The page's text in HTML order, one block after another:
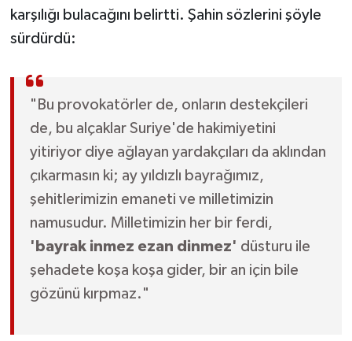
karşılığı bulacağını belirtti. Şahin sözlerini şöyle
sürdürdü:
"Bu provokatörler de, onların destekçileri
de, bu alçaklar Suriye'de hakimiyetini
yitiriyor diye ağlayan yardakçıları da aklından
çıkarmasın ki; ay yıldızlı bayrağımız,
şehitlerimizin emaneti ve milletimizin
namusudur. Milletimizin her bir ferdi,
'bayrak inmez ezan dinmez' düsturu ile
şehadete koşa koşa gider, bir an için bile
gözünü kırpmaz."